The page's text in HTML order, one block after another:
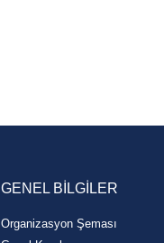
GENEL BİLGİLER
Organizasyon Şeması